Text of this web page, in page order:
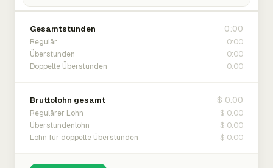
Gesamtstunden 0:00
Regulär 0:00
Überstunden 0:00
Doppelte Überstunden 0:00
Bruttolohn gesamt $ 0.00
Regulärer Lohn $ 0.00
Überstundenlohn $ 0.00
Lohn für doppelte Überstunden $ 0.00